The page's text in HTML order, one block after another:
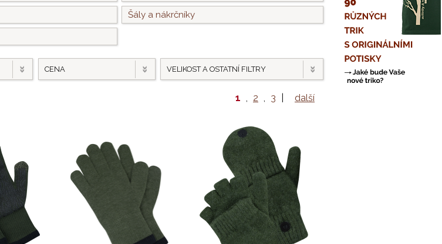
Šály a nákrčníky
CENA VELIKOST A OSTATNÍ FILTRY
1 , 2 , 3 další